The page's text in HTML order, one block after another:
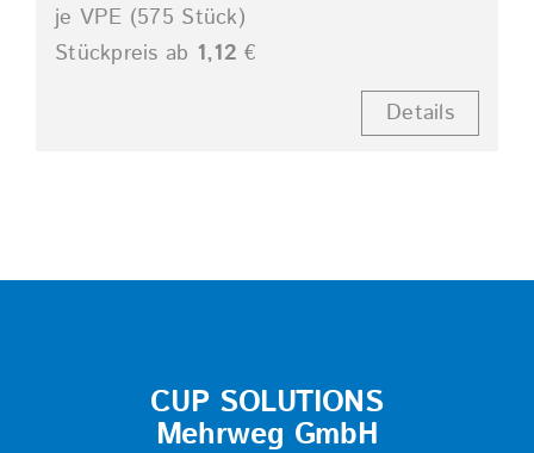
je VPE (575 Stück)
Stückpreis ab 1,12 €
Details
CUP SOLUTIONS
Mehrweg GmbH